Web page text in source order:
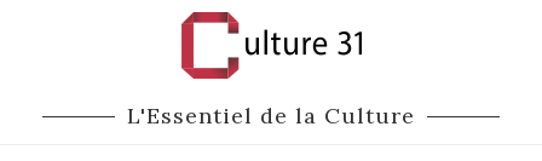
L'Essentiel de la Culture